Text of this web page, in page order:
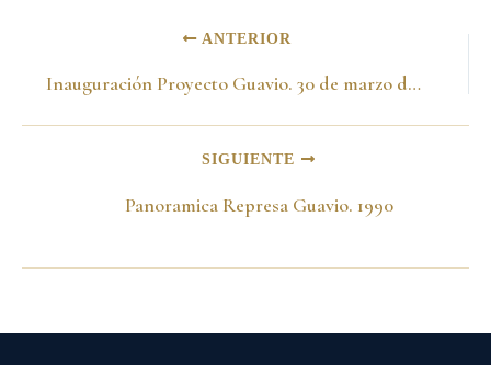
ANTERIOR
Inauguración Proyecto Guavio. 30 de marzo de 1990
SIGUIENTE
Panoramica Represa Guavio. 1990